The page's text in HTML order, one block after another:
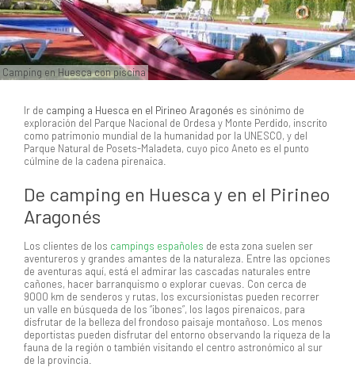
Camping en Huesca con piscina
Ir de camping a Huesca en el Pirineo Aragonés es sinónimo de
exploración del Parque Nacional de Ordesa y Monte Perdido, inscrito
como patrimonio mundial de la humanidad por la UNESCO, y del
Parque Natural de Posets-Maladeta, cuyo pico Aneto es el punto
cúlmine de la cadena pirenaica.
De camping en Huesca y en el Pirineo
Aragonés
Los clientes de los campings españoles de esta zona suelen ser
aventureros y grandes amantes de la naturaleza. Entre las opciones
de aventuras aquí, está el admirar las cascadas naturales entre
cañones, hacer barranquismo o explorar cuevas. Con cerca de
9000 km de senderos y rutas, los excursionistas pueden recorrer
un valle en búsqueda de los “ibones”, los lagos pirenaicos, para
disfrutar de la belleza del frondoso paisaje montañoso. Los menos
deportistas pueden disfrutar del entorno observando la riqueza de la
fauna de la región o también visitando el centro astronómico al sur
de la provincia.